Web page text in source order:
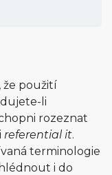
že použití
li
rozeznat
referential it.
terminologie
i do